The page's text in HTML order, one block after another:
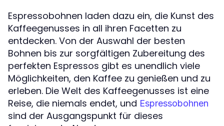
Espressobohnen laden dazu ein, die Kunst des
Kaffeegenusses in all ihren Facetten zu
entdecken. Von der Auswahl der besten
Bohnen bis zur sorgfältigen Zubereitung des
perfekten Espressos gibt es unendlich viele
Möglichkeiten, den Kaffee zu genießen und zu
erleben. Die Welt des Kaffeegenusses ist eine
Reise, die niemals endet, und Espressobohnen
sind der Ausgangspunkt für dieses